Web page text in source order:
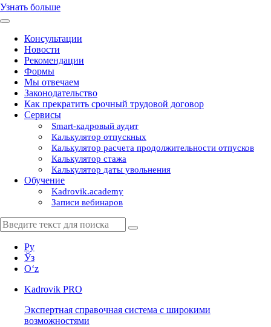
Узнать больше
Консультации
Новости
Рекомендации
Формы
Мы отвечаем
Законодательство
Как прекратить срочный трудовой договор
Сервисы
Smart-кадровый аудит
Калькулятор отпускных
Калькулятор расчета продолжительности отпусков
Калькулятор стажа
Калькулятор даты увольнения
Обучение
Kadrovik.academy
Записи вебинаров
Ру
Ўз
Oʻz
Kadrovik PRO
Экспертная справочная система с широкими
возможностями